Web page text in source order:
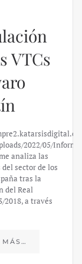
VTCs
2022/05/
analiza las
sector de los
tras la
del Real
2018, a través
MÁS…